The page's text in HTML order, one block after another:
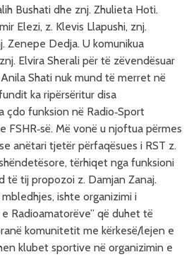
Bushati dhe znj. Zhulieta Hoti.
Elezi, z. Klevis Llapushi, znj.
Zenepe Dedja. U komunikua
nj. Elvira Sherali për të zëvendësuar
Shati nuk mund të merret në
ka ripërsëritur disa
çdo funksion në Radio‑Sport
FSHR‑së. Më vonë u njoftua përmes
anëtari tjetër përfaqësues i RST z.
tërhiqet nga funksioni
të tij propozoi z. Damjan Zanaj.
mbledhjes, ishte organizimi i
Radioamatorëve” që duhet të
ë komunitetit me kërkesë/lejen e
klubet sportive në organizimin e